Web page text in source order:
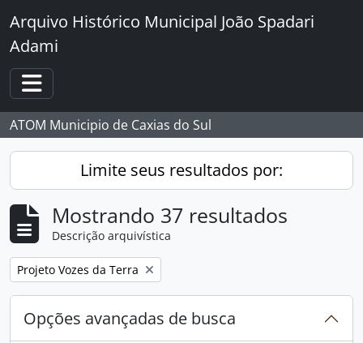
Skip to main content
Arquivo Histórico Municipal João Spadari
Adami
Toggle navigation
ATOM Municipio de Caxias do Sul
Limite seus resultados por:
Mostrando 37 resultados
Descrição arquivística
Remover filtro:
Projeto Vozes da Terra
Opções avançadas de busca